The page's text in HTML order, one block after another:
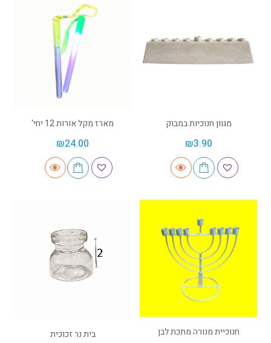
מגוון חנוכיות במבוק
₪3.90
מארז מקל אורות 12 יחי'
₪24.00
חנוכיית מנורה מתכת לבן בית נר זכוכית